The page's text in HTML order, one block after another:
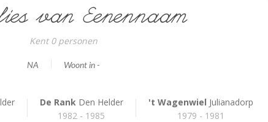
van Eenennaam
Kent 0 personen
NA Woont in -
De RankDen Helder
1982 - 1985
't Wagenwiel Julianadorp
1979 - 1981